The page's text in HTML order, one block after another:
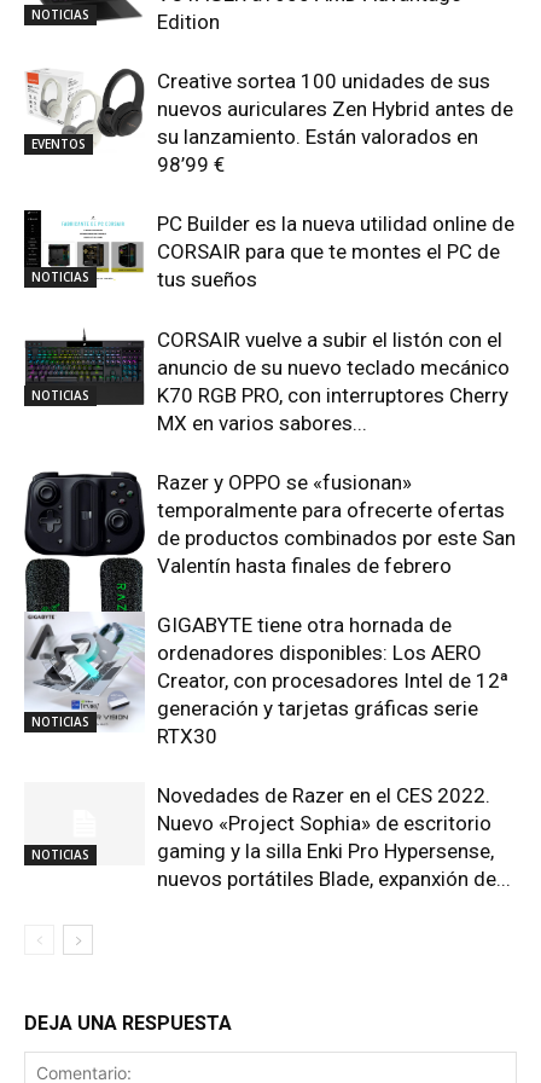
NOTICIAS
Edition
EVENTOS
Creative sortea 100 unidades de sus
nuevos auriculares Zen Hybrid antes de
su lanzamiento. Están valorados en
98’99 €
NOTICIAS
PC Builder es la nueva utilidad online de
CORSAIR para que te montes el PC de
tus sueños
NOTICIAS
CORSAIR vuelve a subir el listón con el
anuncio de su nuevo teclado mecánico
K70 RGB PRO, con interruptores Cherry
MX en varios sabores...
NOTICIAS
Razer y OPPO se «fusionan»
temporalmente para ofrecerte ofertas
de productos combinados por este San
Valentín hasta finales de febrero
NOTICIAS
GIGABYTE tiene otra hornada de
ordenadores disponibles: Los AERO
Creator, con procesadores Intel de 12ª
generación y tarjetas gráficas serie
RTX30
NOTICIAS
Novedades de Razer en el CES 2022.
Nuevo «Project Sophia» de escritorio
gaming y la silla Enki Pro Hypersense,
nuevos portátiles Blade, expanxión de...
DEJA UNA RESPUESTA